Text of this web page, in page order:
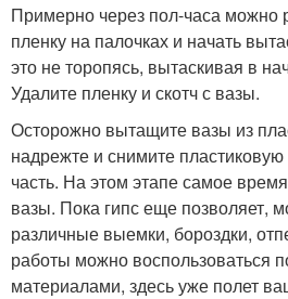
Примерно через пол-часа можно
пленку на палочках и начать
это не торопясь, вытаскивая в
Удалите пленку и скотч с вазы.
Осторожно вытащите вазы из
надрежте и снимите
часть. На этом этапе самое
вазы. Пока гипс еще позволяет,
различные выемки, бороздки,
работы можно воспользоваться
материалами, здесь уже полет